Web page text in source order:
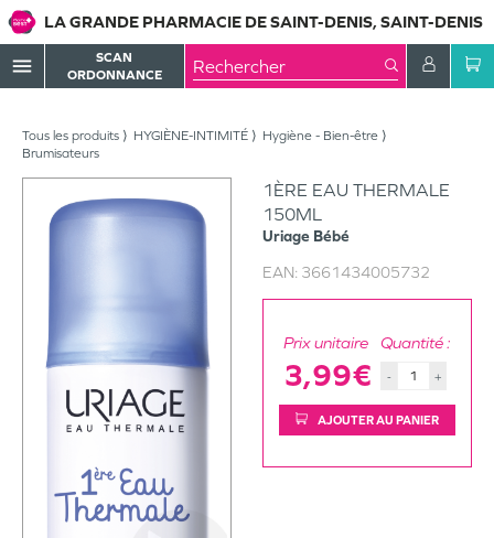
LA GRANDE PHARMACIE DE SAINT-DENIS, SAINT-DENIS
menu
SCAN
ORDONNANCE
Tous les produits HYGIÈNE-INTIMITÉ
Hygiène - Bien-être
Brumisateurs
1ÈRE EAU THERMALE
150ML
Uriage Bébé
EAN: 3661434005732
Prix unitaire
3,99€
Quantité :
- +
AJOUTER AU PANIER